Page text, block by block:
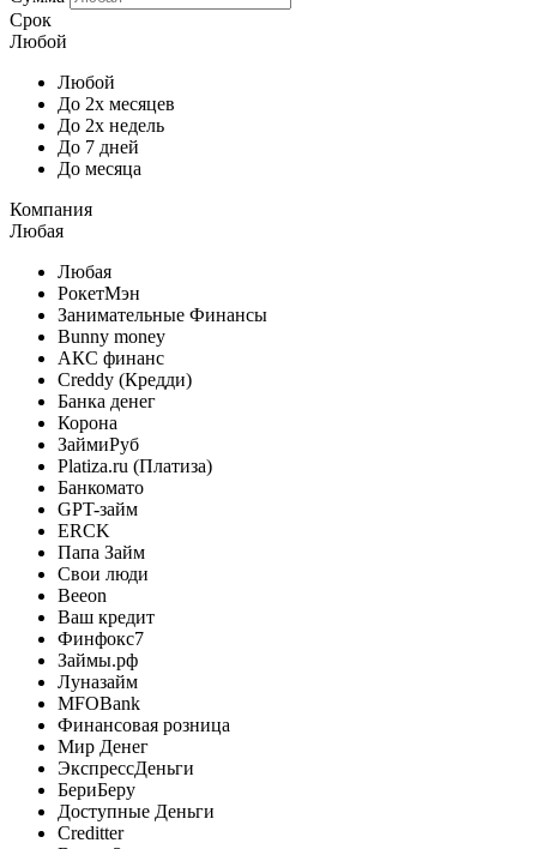
Срок
Любой
Любой
До 2х месяцев
До 2х недель
До 7 дней
До месяца
Компания
Любая
Любая
РокетМэн
Занимательные Финансы
Bunny money
АКС финанс
Creddy (Кредди)
Банка денег
Корона
ЗаймиРуб
Platiza.ru (Платиза)
Банкомато
GPT-займ
ERCK
Папа Займ
Свои люди
Beeon
Ваш кредит
Финфокс7
Займы.рф
Луназайм
MFOBank
Финансовая розница
Мир Денег
ЭкспрессДеньги
БериБеру
Доступные Деньги
Creditter